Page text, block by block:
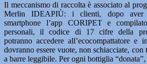
Il meccanismo di raccolta è associato al
Merlin IDEAPIÙ: i clienti, dopo aver
smartphone l’app CORIPET e
personali, il codice di 17 cifre della
potranno accedere all’ecocompattatore e
dovranno essere vuote, non schiacciate, con
a barre leggibile. Per ogni bottiglia